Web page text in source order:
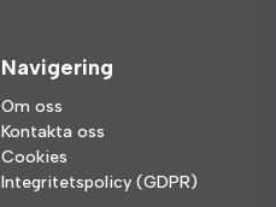
Navigering
Om oss
Kontakta oss
Cookies
Integritetspolicy (GDPR)